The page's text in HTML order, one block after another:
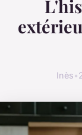
Inès•